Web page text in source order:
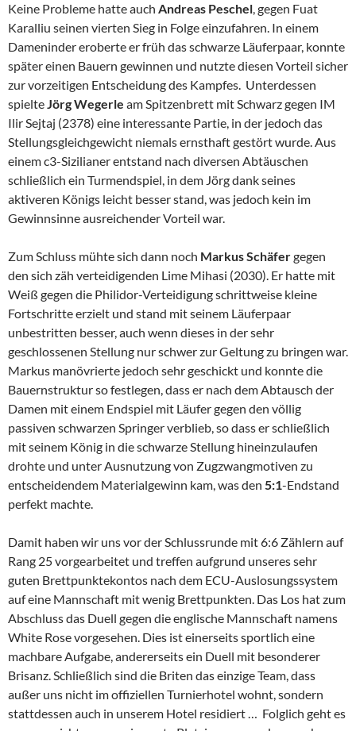
Keine Probleme hatte auch Andreas Peschel, gegen Fuat
Karalliu seinen vierten Sieg in Folge einzufahren. In einem
Dameninder eroberte er früh das schwarze Läuferpaar, konnte
später einen Bauern gewinnen und nutzte diesen Vorteil sicher
zur vorzeitigen Entscheidung des Kampfes. Unterdessen
spielteJörg Wegerle am Spitzenbrett mit Schwarz gegen IM
Ilir Sejtaj (2378) eine interessante Partie, in der jedoch das
Stellungsgleichgewicht niemals ernsthaft gestört wurde. Aus
einem c3-Sizilianer entstand nach diversen Abtäuschen
schließlich ein Turmendspiel, in dem Jörg dank seines
aktiveren Königs leicht besser stand, was jedoch kein im
Gewinnsinne ausreichender Vorteil war.
Zum Schluss mühte sich dann noch Markus Schäfergegen
den sich zäh verteidigenden Lime Mihasi (2030). Er hatte mit
Weiß gegen die Philidor-Verteidigung schrittweise kleine
Fortschritte erzielt und stand mit seinem Läuferpaar
unbestritten besser, auch wenn dieses in der sehr
geschlossenen Stellung nur schwer zur Geltung zu bringen war.
Markus manövrierte jedoch sehr geschickt und konnte die
Bauernstruktur so festlegen, dass er nach dem Abtausch der
Damen mit einem Endspiel mit Läufer gegen den völlig
passiven schwarzen Springer verblieb, so dass er schließlich
mit seinem König in die schwarze Stellung hineinzulaufen
drohte und unter Ausnutzung von Zugzwangmotiven zu
entscheidendem Materialgewinn kam, was den 5:1-Endstand
perfekt machte.
Damit haben wir uns vor der Schlussrunde mit 6:6 Zählern auf
Rang 25 vorgearbeitet und treffen aufgrund unseres sehr
guten Brettpunktekontos nach dem ECU-Auslosungssystem
auf eine Mannschaft mit wenig Brettpunkten. Das Los hat zum
Abschluss das Duell gegen die englische Mannschaft namens
White Rose vorgesehen. Dies ist einerseits sportlich eine
machbare Aufgabe, andererseits ein Duell mit besonderer
Brisanz. Schließlich sind die Briten das einzige Team, dass
außer uns nicht im offiziellen Turnierhotel wohnt, sondern
stattdessen auch in unserem Hotel residiert … Folglich geht es